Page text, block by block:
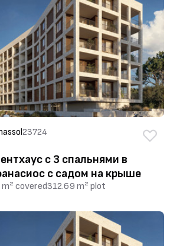
23724
с 3 спальнями в
с садом на крыше
covered312.69 m² plot